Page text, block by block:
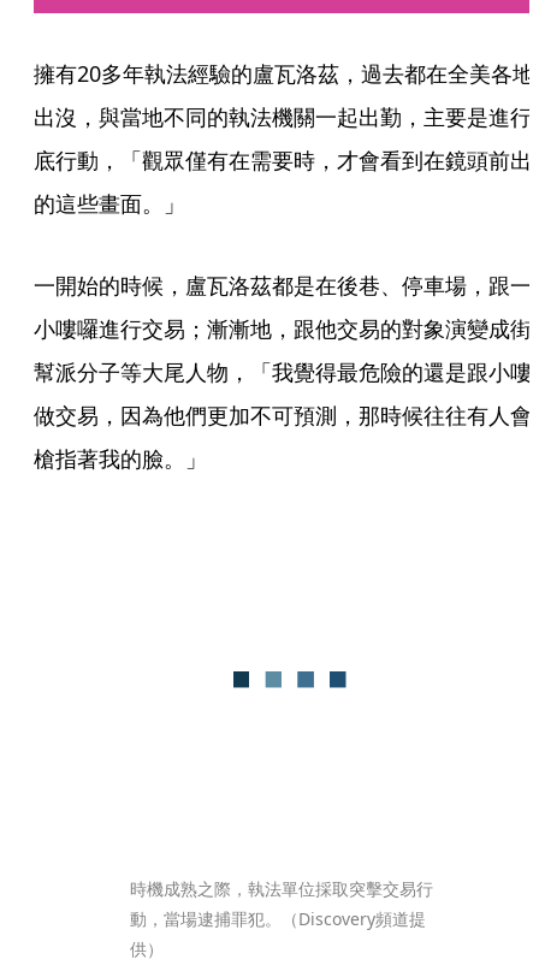
擁有20多年執法經驗的盧瓦洛茲，過去都在全美各地
出沒，與當地不同的執法機關一起出勤，主要是進行
底行動，「觀眾僅有在需要時，才會看到在鏡頭前出
的這些畫面。」
一開始的時候，盧瓦洛茲都是在後巷、停車場，跟一
小嘍囉進行交易；漸漸地，跟他交易的對象演變成街
幫派分子等大尾人物，「我覺得最危險的還是跟小嘍
做交易，因為他們更加不可預測，那時候往往有人會
槍指著我的臉。」
時機成熟之際，執法單位採取突擊交易行
動，當場逮捕罪犯。（Discovery頻道提
供）